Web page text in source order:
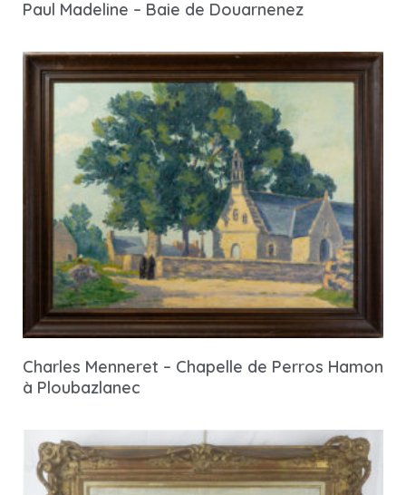
Paul Madeline – Baie de Douarnenez
Charles Menneret – Chapelle de Perros Hamon
à Ploubazlanec